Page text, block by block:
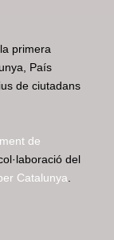
primera
País
de ciutadans
de
del
Catalunya